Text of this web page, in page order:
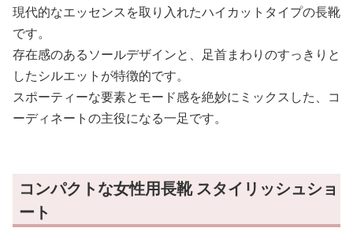
現代的なエッセンスを取り入れたハイカットタイプの長靴
です。
存在感のあるソールデザインと、足首まわりのすっきりと
したシルエットが特徴的です。
スポーティーな要素とモード感を絶妙にミックスした、コ
ーディネートの主役になる一足です。
コンパクトな女性用長靴 スタイリッシュショ
ート